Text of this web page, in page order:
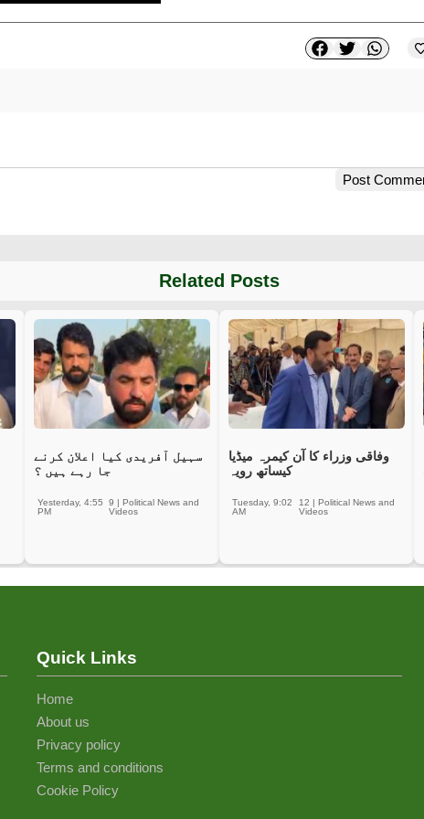
Post
Related Posts
سہیل آفریدی کیا اعلان کرنے
جا رہے ہیں ؟
9
Political News and
Videos
Yesterday, 4:55
PM
وفاقی وزراء کا آن کیمرہ میڈیا
کیساتھ رویہ
12
Political News and
Videos
Tuesday, 9:02
AM
Quick Links
Home
About us
Privacy policy
Terms and conditions
Cookie Policy